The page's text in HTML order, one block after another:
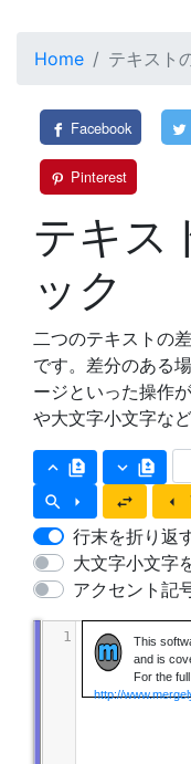
Home テキスト
Facebook
Pinterest
テキス
ック
二つのテキストの
です。差分のある
ージといった操作
や大文字小文字な
keyboard_arrow_up difference keyboard_arrow_down difference
search
arrow_right swap_horiz arrow_left
行末を折り返
大文字小文字
アクセント記
This
and is
For the
http://
1